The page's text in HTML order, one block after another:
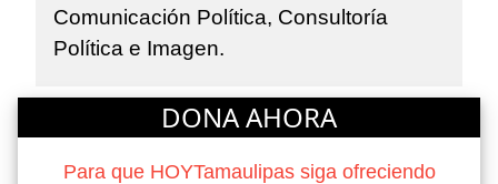
Comunicación Política, Consultoría
Política e Imagen.
DONA AHORA
Para que HOYTamaulipas siga ofreciendo